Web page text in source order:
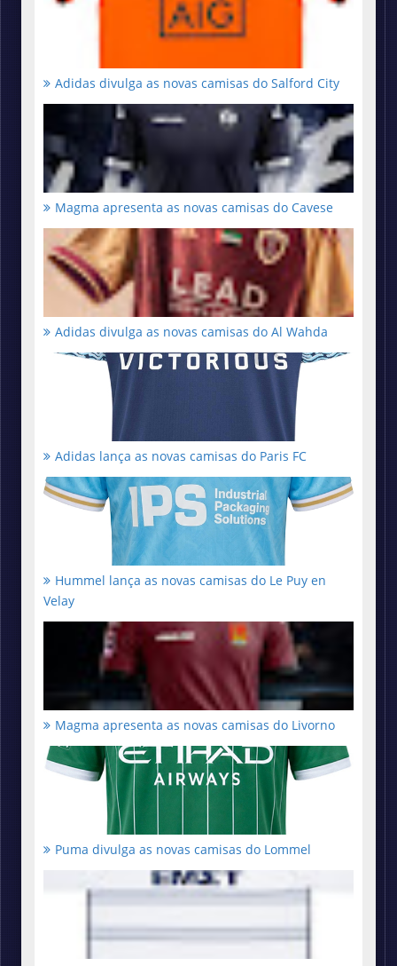
Adidas divulga as novas camisas do Salford City
Magma apresenta as novas camisas do Cavese
Adidas divulga as novas camisas do Al Wahda
Adidas lança as novas camisas do Paris FC
Hummel lança as novas camisas do Le Puy en
Velay
Magma apresenta as novas camisas do Livorno
Puma divulga as novas camisas do Lommel